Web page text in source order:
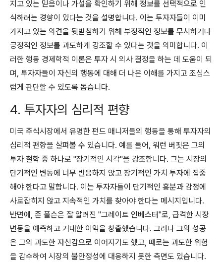
지고 있는 믿음이나 가설을 확인하기 위해 정보를 선택적으로 인
식하려는 경향이 있다는 것을 설명합니다. 이는 투자자들이 이미
가지고 있는 의견을 뒷받침하기 위해 부정적인 정보를 무시하거나
긍정적인 정보를 과도하게 강조할 수 있다는 것을 의미합니다. 이
러한 행동 경제학적 이론은 투자 시 의사 결정을 하는 데 도움이 되
며, 투자자들이 자신의 행동에 대해 더 나은 이해를 가지고 조심스
럽게 판단할 수 있도록 돕습니다.
4. 투자자의 심리적 편향
미국 주식시장에서 유명한 펀드 매니저들의 행동을 통해 투자자의
심리적 편향을 살펴볼 수 있습니다. 예를 들어, 워런 버핏은 그의
투자 철학 중 하나로 "장기적인 시각"을 강조합니다. 그는 시장의
단기적인 변동에 너무 반응하지 않고 장기적인 가치 투자에 집중
해야 한다고 말합니다. 이는 투자자들이 단기적인 흥분과 감정에
사로잡히지 않고 지속적인 가치를 찾아야 한다는 메시지입니다.
반면에, 존 폴슨은 잘 알려진 "그레이트 인베스터"로, 급격한 시장
변동을 예측하고 거대한 이익을 창출했습니다. 그러나 그의 성공
은 그의 과도한 자신감으로 이어지기도 했고, 때로는 과도한 위험
을 감수하여 시장의 불안정성에 대응하지 못한 측면도 있습니다.